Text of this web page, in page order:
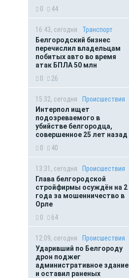
0
44
16:43, сегодня
Транспорт
Белгородский бизнес
перечислил владельцам
побитых авто во время
атак БПЛА 50 млн
0
26
15:32, сегодня
Происшествия
Интерпол ищет
подозреваемого в
убийстве белгородца,
совершенное 25 лет назад
0
40
13:31, сегодня
Происшествия
Глава белгородской
стройфирмы осуждён на 2
года за мошенничество в
Орле
0
64
12:09, сегодня
Происшествия
Ударивший по Белгороду
дрон поджег
административное здание
и оставил раненых